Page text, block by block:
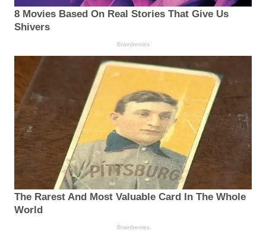
8 Movies Based On Real Stories That Give Us
Shivers
Brainberries
The Rarest And Most Valuable Card In The Whole
World
Brainberries